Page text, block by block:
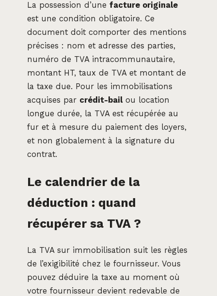
La possession d’une facture originale
est une condition obligatoire. Ce
document doit comporter des mentions
précises : nom et adresse des parties,
numéro de TVA intracommunautaire,
montant HT, taux de TVA et montant de
la taxe due. Pour les immobilisations
acquises par crédit-bailou location
longue durée, la TVA est récupérée au
fur et à mesure du paiement des loyers,
et non globalement à la signature du
contrat.
Le calendrier de la
déduction : quand
récupérer sa TVA ?
La TVA sur immobilisation suit les règles
de l’exigibilité chez le fournisseur. Vous
pouvez déduire la taxe au moment où
votre fournisseur devient redevable de